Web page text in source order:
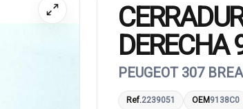
DERECHA
PEUGEOT 307
Ref.2239051 OEM 9138C0